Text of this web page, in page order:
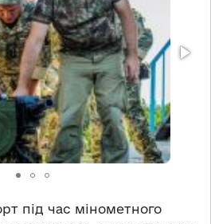
під час мінометного